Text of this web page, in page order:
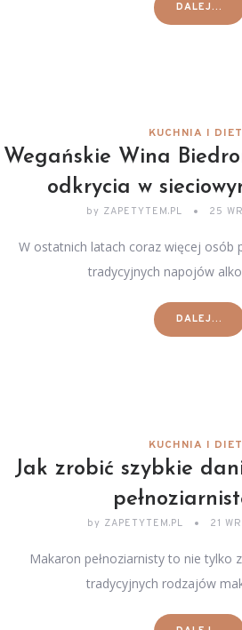
DALEJ...
KUCHNIA I
Wegańskie Wina
odkrycia w
by ZAPETYTEM.PL 25
W ostatnich latach coraz więcej osób
tradycyjnych napojów
DALEJ...
KUCHNIA I
Jak zrobić szybkie
by ZAPETYTEM.PL 21
Makaron pełnoziarnisty to nie tylko
tradycyjnych rodzajów